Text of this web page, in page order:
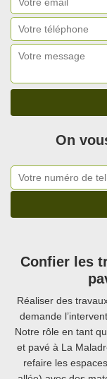
On
Confier les
Réaliser des
demande
Notre rôle en tant
et pavé à La
refaire les